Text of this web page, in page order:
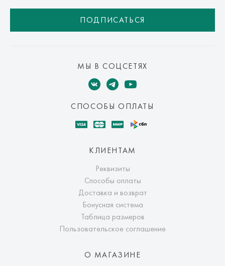
ПОДПИСАТЬСЯ
МЫ В СОЦСЕТЯХ
СПОСОБЫ ОПЛАТЫ
КЛИЕНТАМ
Реквизиты
Способы оплаты
Доставка и возврат
Бонусная система
Таблица размеров
Пользовательское соглашение
О МАГАЗИНЕ